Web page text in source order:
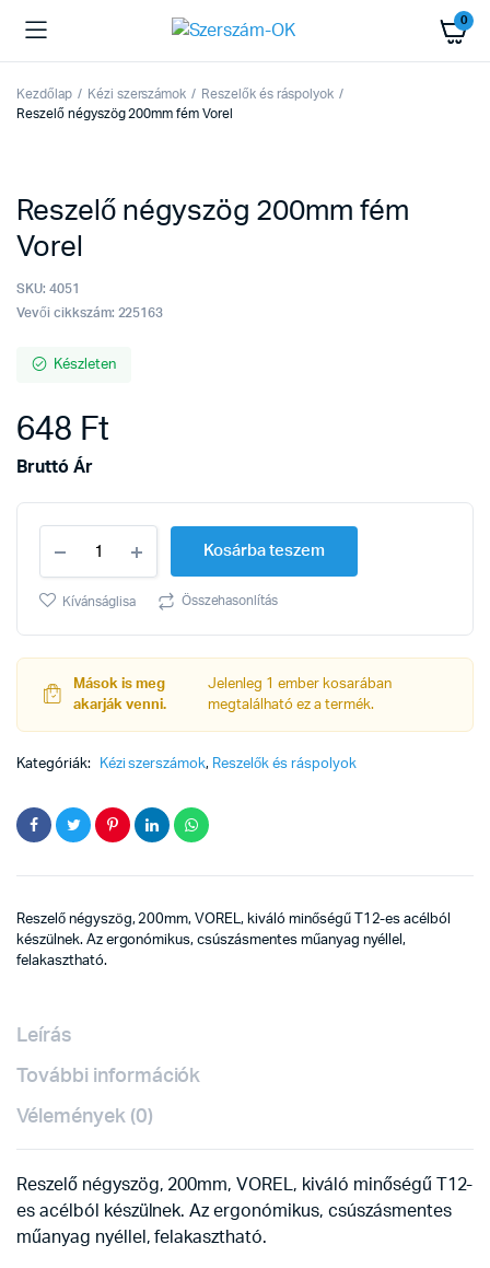
0
Kezdőlap Kézi szerszámok
Reszelők és ráspolyok
Reszelő négyszög 200mm fém Vorel
Reszelő négyszög 200mm fém
Vorel
SKU: 4051
Vevői cikkszám: 225163
Készleten
648 Ft
Bruttó Ár
négyszög
200mm
fém
quantity
Kosárba teszem
Kívánságlisa Összehasonlítás
Mások is meg
akarják venni.
Jelenleg 1 ember kosarában
megtalálható ez a termék.
Kategóriák: Kézi szerszámok, Reszelők és ráspolyok
Reszelő négyszög, 200mm, VOREL, kiváló minőségű T12-es acélból
készülnek. Az ergonómikus, csúszásmentes műanyag nyéllel,
felakasztható.
Leírás
További információk
Vélemények (0)
Reszelő négyszög, 200mm, VOREL, kiváló minőségű T12-
es acélból készülnek. Az ergonómikus, csúszásmentes
műanyag nyéllel, felakasztható.